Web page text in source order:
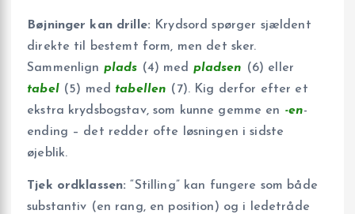
Bøjninger kan drille: Krydsord spørger sjældent
direkte til bestemt form, men det sker.
Sammenlign plads (4) med pladsen (6) eller
tabel(5) med tabellen (7). Kig derfor efter et
ekstra krydsbogstav, som kunne gemme en -en-
ending – det redder ofte løsningen i sidste
øjeblik.
Tjek ordklassen: “Stilling” kan fungere som både
substantiv (en rang, en position) og i ledetråde